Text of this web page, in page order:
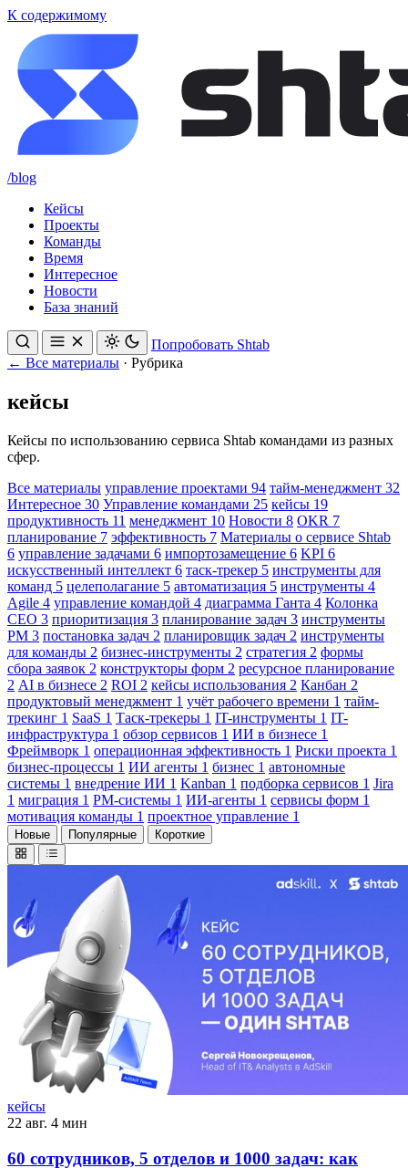
К содержимому
/blog
Кейсы
Проекты
Команды
Время
Интересное
Новости
База знаний
Попробовать Shtab
← Все материалы · Рубрика
кейсы
Кейсы по использованию сервиса Shtab командами из разных
сфер.
Все материалы управление проектами 94 тайм-менеджмент 32
Интересное 30 Управление командами 25 кейсы 19
продуктивность 11 менеджмент 10 Новости 8 OKR 7
планирование 7 эффективность 7 Материалы о сервисе Shtab
6 управление задачами 6 импортозамещение 6 KPI 6
искусственный интеллект 6 таск-трекер 5 инструменты для
команд 5 целеполагание 5 автоматизация 5 инструменты 4
Agile 4 управление командой 4 диаграмма Ганта 4 Колонка
CEO 3 приоритизация 3 планирование задач 3 инструменты
PM 3 постановка задач 2 планировщик задач 2 инструменты
для команды 2 бизнес-инструменты 2 стратегия 2 формы
сбора заявок 2 конструкторы форм 2 ресурсное планирование
2 AI в бизнесе 2 ROI 2 кейсы использования 2 Канбан 2
продуктовый менеджмент 1 учёт рабочего времени 1 тайм-
трекинг 1 SaaS 1 Таск-трекеры 1 IT-инструменты 1 IT-
инфраструктура 1 обзор сервисов 1 ИИ в бизнесе 1
Фреймворк 1 операционная эффективность 1 Риски проекта 1
бизнес-процессы 1 ИИ агенты 1 бизнес 1 автономные
системы 1 внедрение ИИ 1 Kanban 1 подборка сервисов 1 Jira
1 миграция 1 PM-системы 1 ИИ-агенты 1 сервисы форм 1
мотивация команды 1 проектное управление 1
Новые Популярные Короткие
кейсы
22 авг. 4 мин
60 сотрудников, 5 отделов и 1000 задач: как